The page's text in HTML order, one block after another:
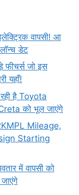
वापसी! आ
डेट
जो इस
यहाँ!
है Toyota
को भूल जाएंगे
Mileage,
Starting
में वापसी को